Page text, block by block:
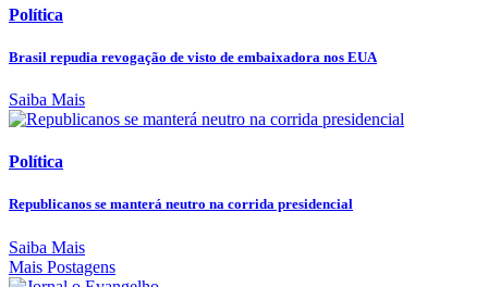
Política
Brasil repudia revogação de visto de embaixadora nos EUA
Saiba Mais
Política
Republicanos se manterá neutro na corrida presidencial
Saiba Mais
Mais Postagens